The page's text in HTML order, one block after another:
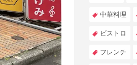
中華料理
ビストロ
フレンチ